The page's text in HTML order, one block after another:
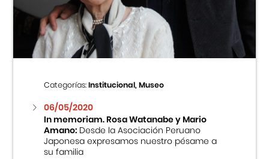
Centro Cultural Peruano Japonés
Cursos
Museo de la Inmigración Japonesa
Fondo Editorial
Teatro Peruano Japonés
Categorías:Institucional, Museo
06/05/2020
In memoriam. Rosa Watanabe y Mario
Amano:Desde la Asociación Peruano
Japonesa expresamos nuestro pésame a
su familia